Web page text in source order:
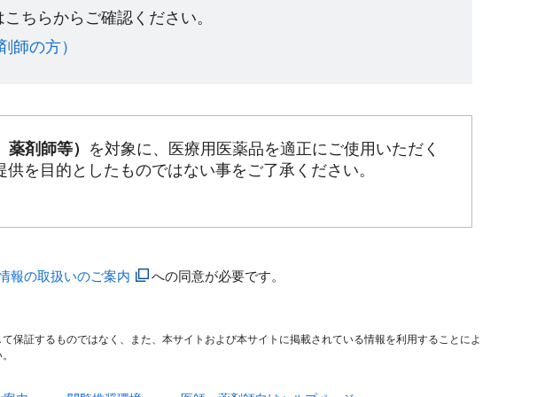
ちらからご確認ください。​
師の方）​
剤師等） を対象に、医療用医薬品を適正にご使用いただく
を目的としたものではない事をご了承ください。
報の取扱いのご案内 への同意が必要です。
証するものではなく、また、本サイトおよび本サイトに掲載されている情報を利用することによ